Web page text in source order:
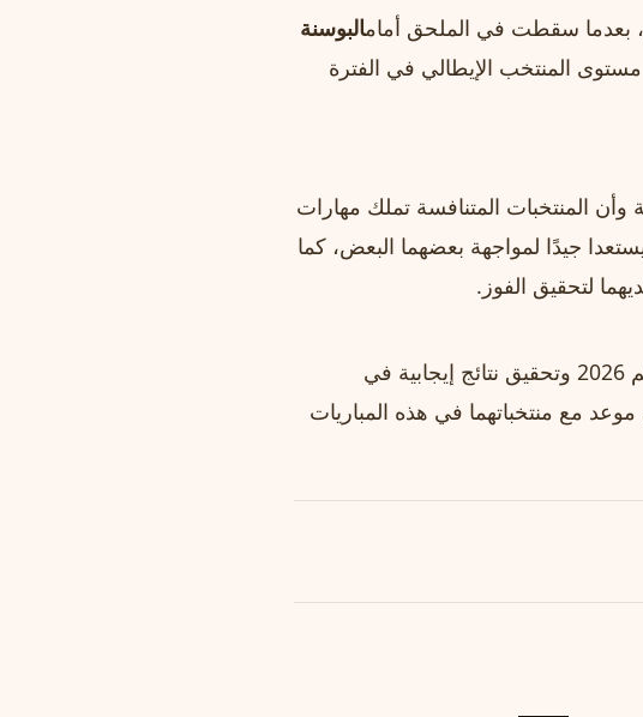
بعدما سقطت في الملحق أمامالبوسنة
المنتخب الإيطالي في الفترة
وأن المنتخبات المتنافسة تملك مهارات
جيدًا لمواجهة بعضهما البعض، كما
لتحقيق الفوز.
وتأمل فرنسا والأرجنتين في مواصلة مشوارهما في كأس العالم 2026 وتحقيق نتائج إيجابية في
مع منتخباتهما في هذه المباريات